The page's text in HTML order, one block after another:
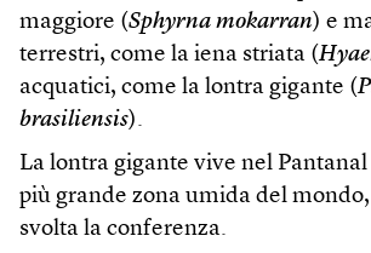
maggiore (Sphyrna mokarran) e
terrestri, come la iena striata (
acquatici, come la lontra gigante (
brasiliensis).
La lontra gigante vive nel
più grande zona umida del mondo,
svolta la conferenza.